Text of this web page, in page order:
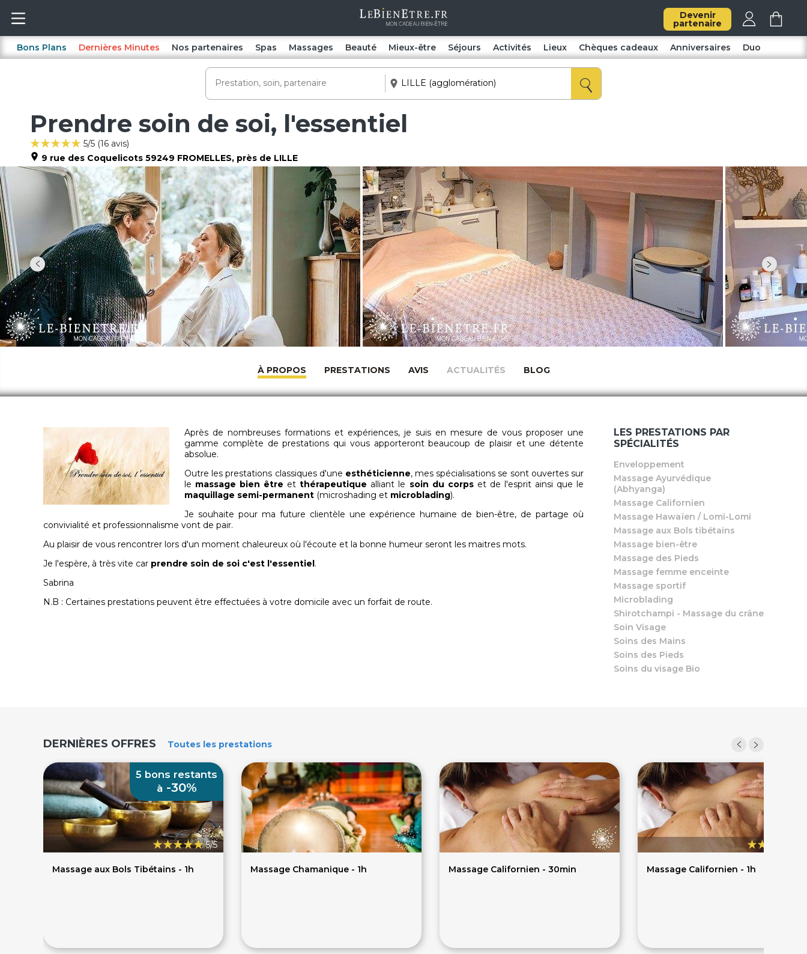
Devenir
partenaire
Bons Plans Dernières Minutes Nos partenaires Spas Massages Beauté Mieux-être Séjours Activités Lieux Chèques cadeaux Anniversaires Duo
Prendre soin de soi, l'essentiel
5/5 (16 avis)
9 rue des Coquelicots 59249 FROMELLES, près de LILLE
À PROPOS PRESTATIONS AVIS ACTUALITÉS BLOG
Après de nombreuses formations et expériences, je suis en mesure de vous proposer une
gamme complète de prestations qui vous apporteront beaucoup de plaisir et une détente
absolue.
Outre les prestations classiques d'une esthéticienne, mes spécialisations se sont ouvertes sur
le massage bien être etthérapeutique alliant le soin du corpset de l'esprit ainsi que le
maquillage semi-permanent (microshading et microblading).
Je souhaite pour ma future clientèle une expérience humaine de bien-être, de partage où
convivialité et professionnalisme vont de pair.
Au plaisir de vous rencontrer lors d'un moment chaleureux où l'écoute et la bonne humeur seront les maitres mots.
Je l'espère, à très vite car prendre soin de soi c'est l'essentiel.
Sabrina
N.B : Certaines prestations peuvent être effectuées à votre domicile avec un forfait de route.
LES PRESTATIONS PAR
SPÉCIALITÉS
Enveloppement
Massage Ayurvédique
(Abhyanga)
Massage Californien
Massage Hawaïen / Lomi-Lomi
Massage aux Bols tibétains
Massage bien-être
Massage des Pieds
Massage femme enceinte
Massage sportif
Microblading
Shirotchampi - Massage du crâne
Soin Visage
Soins des Mains
Soins des Pieds
Soins du visage Bio
DERNIÈRES OFFRES Toutes les prestations
5/5
Massage aux Bols Tibétains - 1h
5 bons restants
à -30%
Massage Chamanique - 1h Massage Californien - 30min Massage Californien - 1h